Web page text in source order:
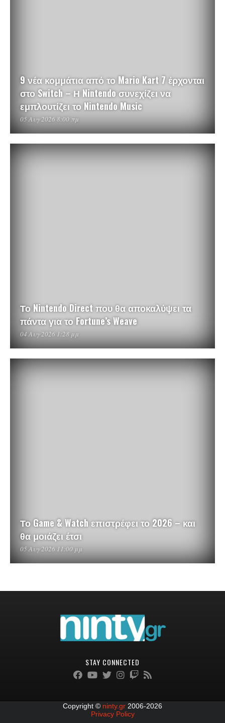
9 νέα κομμάτια από το Mario Kart 7 έρχονται
στο Switch – Η Nintendo συνεχίζει να
εμπλουτίζει το Nintendo Music
05 Αυγ 2026 8:00 πμ
Το Nintendo Direct που θα αποκαλύψει τα
πάντα για το Fortune’s Weave
04 Αυγ 2026 1:28 μμ
Το Game & Watch επιστρέφει το 2026 – και
θα μοιάζει έτσι
05 Αυγ 2026 11:00 μμ
STAY CONNECTED
Copyright © ninty.gr 2006-2026
Privacy Policy